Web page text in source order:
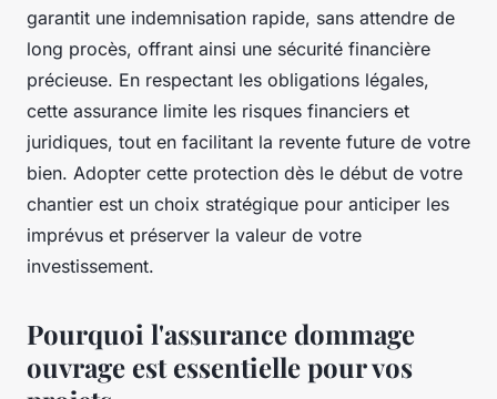
garantit une indemnisation rapide, sans attendre de
long procès, offrant ainsi une sécurité financière
précieuse. En respectant les obligations légales,
cette assurance limite les risques financiers et
juridiques, tout en facilitant la revente future de votre
bien. Adopter cette protection dès le début de votre
chantier est un choix stratégique pour anticiper les
imprévus et préserver la valeur de votre
investissement.
Pourquoi l'assurance dommage
ouvrage est essentielle pour vos